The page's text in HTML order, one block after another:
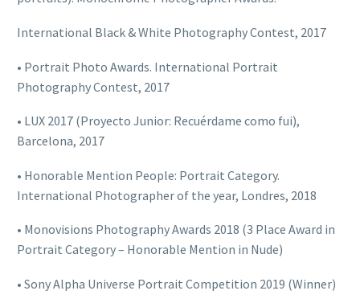
International Black & White Photography Contest, 2017
• Portrait Photo Awards. International Portrait
Photography Contest, 2017
• LUX 2017 (Proyecto Junior: Recuérdame como fui),
Barcelona, 2017
• Honorable Mention People: Portrait Category.
International Photographer of the year, Londres, 2018
• Monovisions Photography Awards 2018 (3 Place Award in
Portrait Category – Honorable Mention in Nude)
• Sony Alpha Universe Portrait Competition 2019 (Winner)